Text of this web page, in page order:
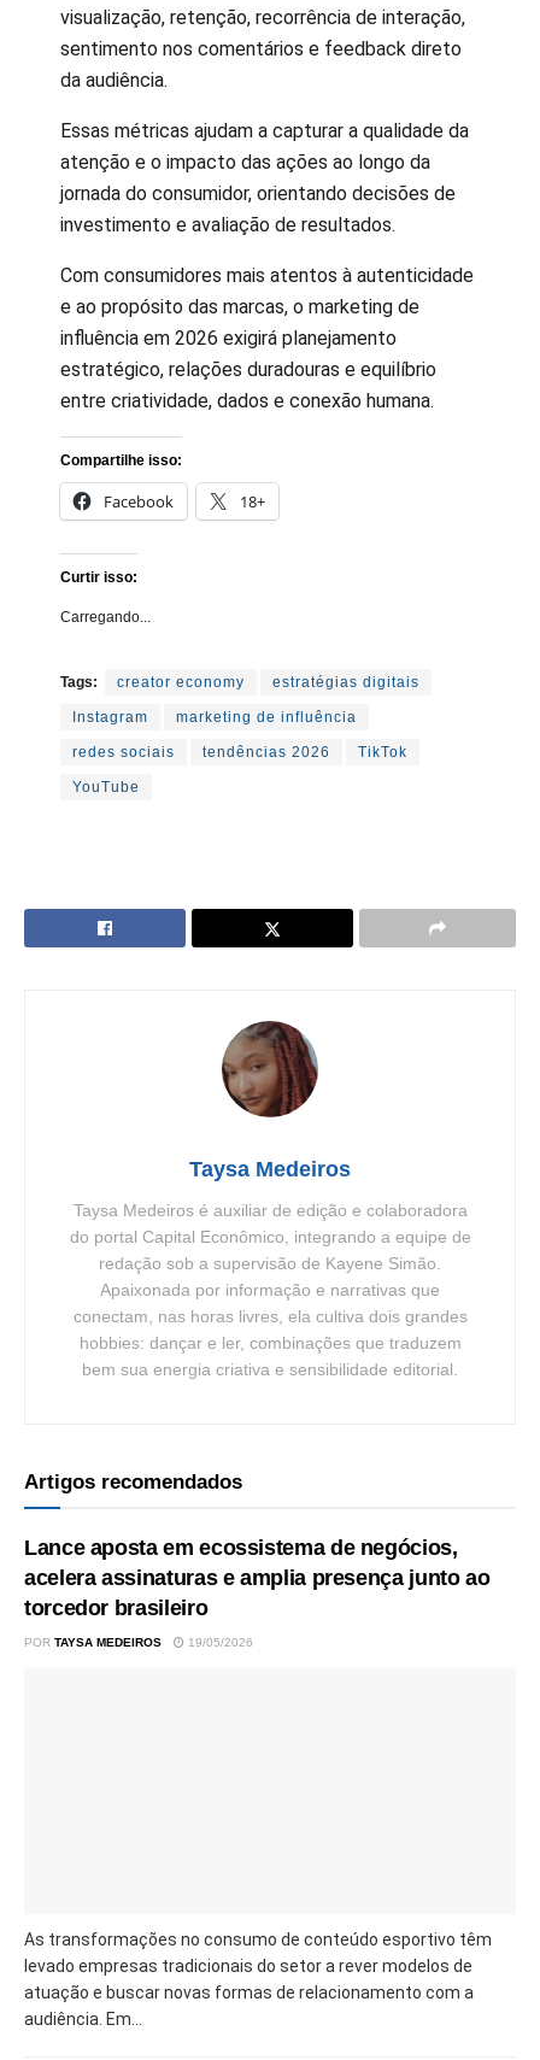
visualização, retenção, recorrência de interação,
sentimento nos comentários e feedback direto
da audiência.
Essas métricas ajudam a capturar a qualidade da
atenção e o impacto das ações ao longo da
jornada do consumidor, orientando decisões de
investimento e avaliação de resultados.
Com consumidores mais atentos à autenticidade
e ao propósito das marcas, o marketing de
influência em 2026 exigirá planejamento
estratégico, relações duradouras e equilíbrio
entre criatividade, dados e conexão humana.
Compartilhe isso:
Facebook 18+
Curtir isso:
Carregando...
Tags: creator economy estratégias digitais
Instagram marketing de influência
redes sociais tendências 2026 TikTok
YouTube
Taysa Medeiros
Taysa Medeiros é auxiliar de edição e colaboradora
do portal Capital Econômico, integrando a equipe de
redação sob a supervisão de Kayene Simão.
Apaixonada por informação e narrativas que
conectam, nas horas livres, ela cultiva dois grandes
hobbies: dançar e ler, combinações que traduzem
bem sua energia criativa e sensibilidade editorial.
Artigos recomendados
Lance aposta em ecossistema de negócios,
acelera assinaturas e amplia presença junto ao
torcedor brasileiro
POR TAYSA MEDEIROS 19/05/2026
As transformações no consumo de conteúdo esportivo têm
levado empresas tradicionais do setor a rever modelos de
atuação e buscar novas formas de relacionamento com a
audiência. Em...